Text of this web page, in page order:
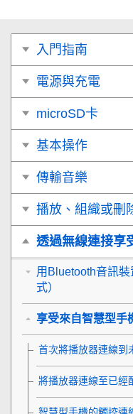
入門指南
電源與充電
microSD卡
基本操作
傳輸音樂
播放、組織或刪
透過無線連接享
用Bluetooth音訊
式）
享受來自智慧型手
首次將播放器連線到
將播放器連線至已經